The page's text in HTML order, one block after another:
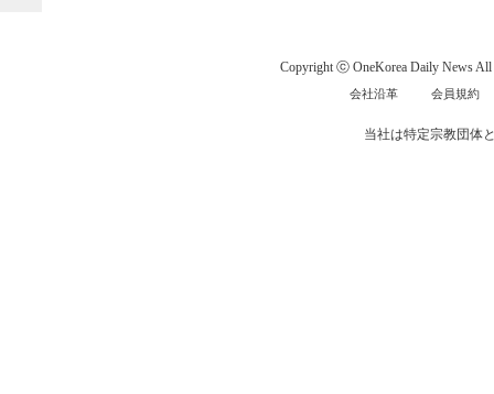
Copyright ⓒ OneKorea Daily News All
会社沿革 会員規約
当社は特定宗教団体